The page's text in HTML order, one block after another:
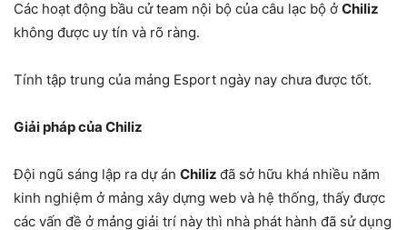
Các hoạt động bầu cử team nội bộ của câu lạc bộ ở Chiliz
không được uy tín và rõ ràng.
Tính tập trung của mảng Esport ngày nay chưa được tốt.
Giải pháp của Chiliz
Đội ngũ sáng lập ra dự án Chiliz đã sở hữu khá nhiều năm
kinh nghiệm ở mảng xây dựng web và hệ thống, thấy được
các vấn đề ở mảng giải trí này thì nhà phát hành đã sử dụng